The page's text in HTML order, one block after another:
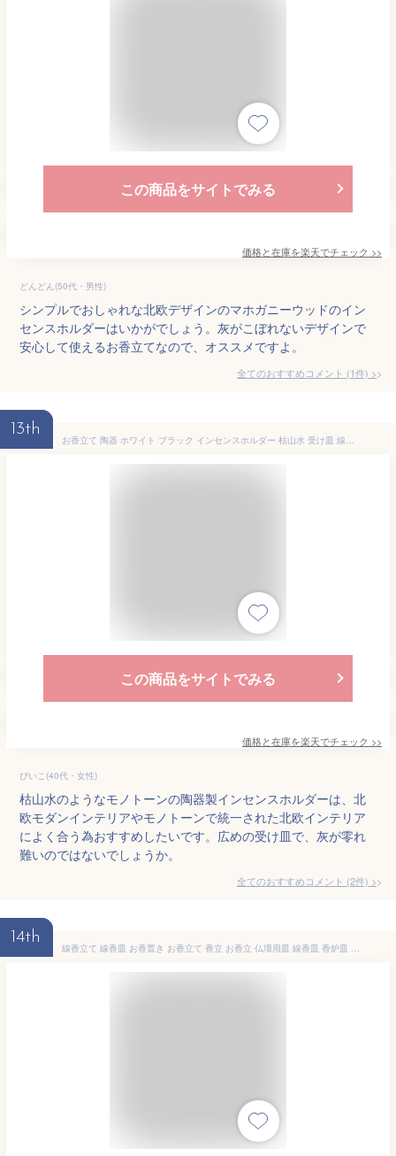
この商品をサイトでみる
価格と在庫を楽天でチェック >>
どんどん(50代・男性)
シンプルでおしゃれな北欧デザインのマホガニーウッドのイン
センスホルダーはいかがでしょう。灰がこぼれないデザインで
安心して使えるお香立てなので、オススメですよ。
全てのおすすめコメント (1件) >
13th
お香立て 陶器 ホワイト ブラック インセンスホルダー 枯山水 受け皿 線香立て 北欧 韓国 おしゃれ かわいい シンプル 香皿 可愛い お香たて 香炉 一輪差し ろうそく台 ろうそく立て 蝋燭立て インテリア リラックス 人気 デザイン 雑貨 送料無料
この商品をサイトでみる
価格と在庫を楽天でチェック >>
ぴいこ(40代・女性)
枯山水のようなモノトーンの陶器製インセンスホルダーは、北
欧モダンインテリアやモノトーンで統一された北欧インテリア
によく合う為おすすめしたいです。広めの受け皿で、灰が零れ
難いのではないでしょうか。
全てのおすすめコメント (2件) >
14th
線香立て 線香皿 お香置き お香立て 香立 お香立 仏壇用皿 線香皿 香炉皿 線香台 香炉台 インテリア香炉 癒やし香炉 インセンスホルダー 繰り返し使用可能 リラックス 疲労回復 陶器 横置き 和風 書斎 瞑想 睡眠 和風 おしゃれ 灰掃除用ブラシ付き (ブラウン)